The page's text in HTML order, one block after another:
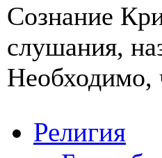
Сознание
слушания,
Необходимо,
Религия